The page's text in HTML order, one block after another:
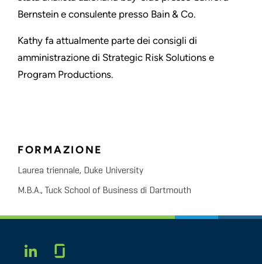
Bernstein e consulente presso Bain & Co.
Kathy fa attualmente parte dei consigli di
amministrazione di Strategic Risk Solutions e
Program Productions.
FORMAZIONE
Laurea triennale, Duke University
M.B.A., Tuck School of Business di Dartmouth
LINKEDIN